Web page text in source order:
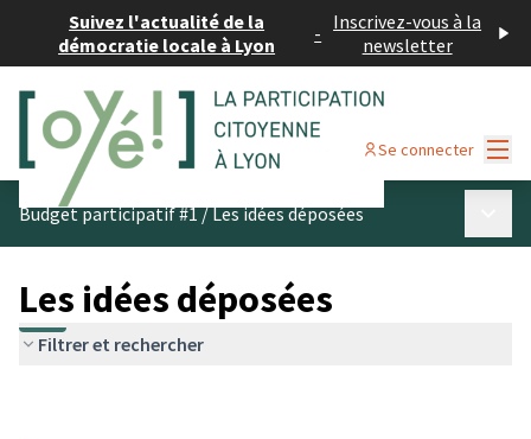
Suivez l'actualité de la
démocratie locale à Lyon
- Inscrivez-vous à la
newsletter
Se connecter
Budget participatif #1/Les idées déposées
Les idées déposées
Filtrer et rechercher